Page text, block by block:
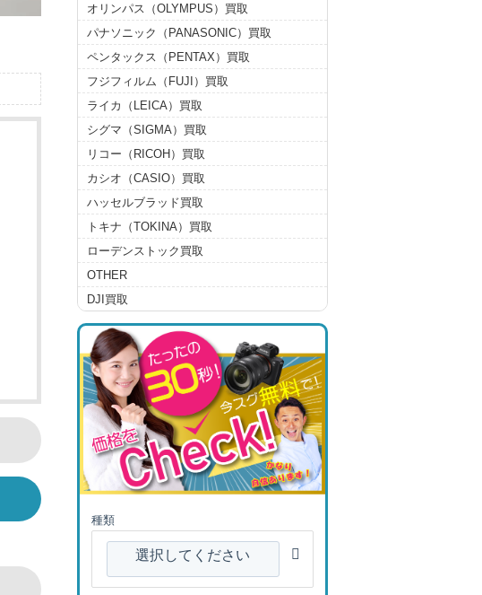
オリンパス（OLYMPUS）買取
パナソニック（PANASONIC）買取
ペンタックス（PENTAX）買取
フジフィルム（FUJI）買取
ライカ（LEICA）買取
シグマ（SIGMA）買取
リコー（RICOH）買取
カシオ（CASIO）買取
ハッセルブラッド買取
トキナ（TOKINA）買取
ローデンストック買取
OTHER
DJI買取
種類
選択してください